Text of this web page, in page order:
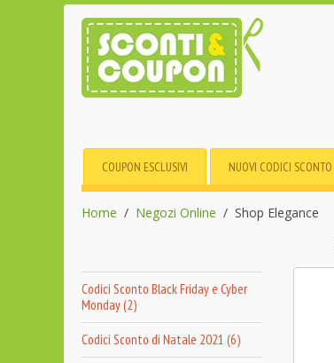
COUPON ESCLUSIVI NUOVI CODICI SCONTO
Home Negozi Online Shop Elegance
Codici Sconto Black Friday e Cyber
Monday (2)
Codici Sconto di Natale 2021 (6)